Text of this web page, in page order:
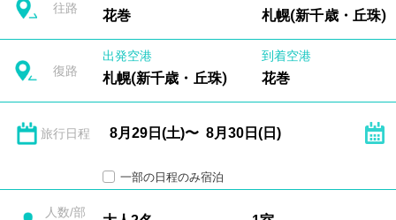
往路 花巻 札幌(新千歳・丘珠)
復路
出発空港
札幌(新千歳・丘珠)
到着空港
花巻
旅行日程
一部の日程のみ宿泊
人数/部